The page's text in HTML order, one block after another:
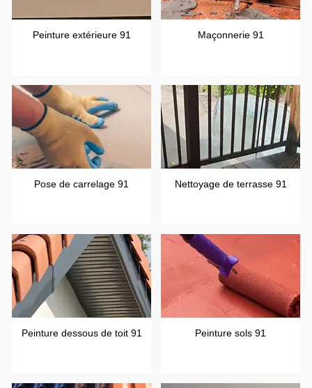
Peinture extérieure 91 Maçonnerie 91
Pose de carrelage 91 Nettoyage de terrasse 91
Peinture dessous de toit 91 Peinture sols 91